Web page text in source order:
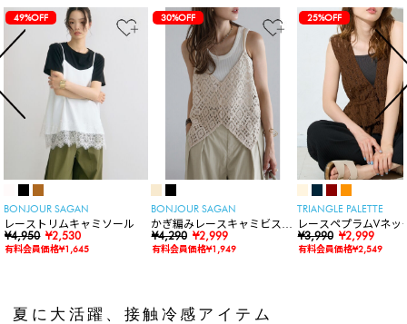
49%OFF
BONJOUR SAGAN
レーストリムキャミソール
¥4,950 ¥2,530
有料会員価格¥1,645
30%OFF
BONJOUR SAGAN
かぎ編みレースキャミビスチ
ェ
¥4,290 ¥2,999
有料会員価格¥1,949
25%OFF
TRIANGLE PALETTE
レースペプラムVネッ
ト
¥3,990 ¥2,999
有料会員価格¥2,549
夏に大活躍、接触冷感アイテム